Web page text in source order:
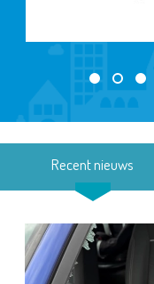
Recent nieuws